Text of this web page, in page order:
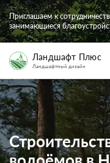
Приглашаем к
занимающиеся
Ландшафт Плюс
Ландшафтный дизайн
Главная страница